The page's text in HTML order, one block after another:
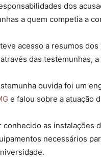
dos
a quem competia a
teve acesso a resumos
das testemunhas,
ouvida foi um
e falou sobre a atuação
as instalações
necessários